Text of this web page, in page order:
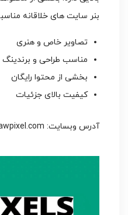
بنر سایت های خلاقانه
تصاویر خاص و هنری
مناسب طراحی و برندینگ
بخشی از محتوا رایگان
کیفیت بالای جزئیات
آدرس وبسایت: www.rawpixel.com